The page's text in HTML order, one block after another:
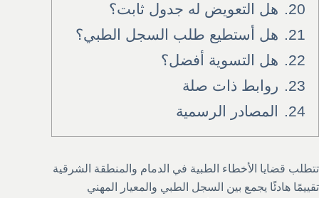
20.
هل التعويض له جدول ثابت؟
21.
هل أستطيع طلب السجل الطبي؟
22.
هل التسوية أفضل؟
23.
روابط ذات صلة
24.
المصادر الرسمية
تتطلب قضايا الأخطاء الطبية في الدمام والمنطقة الشرقية
تقييمًا هادئًا يجمع بين السجل الطبي والمعيار المهني